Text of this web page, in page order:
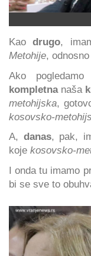
Kaodrugo,
Metohije,
Ako
kompletna naša
metohijska ,
kosovsko-
A, danas, pak,
koje kosovsko-
I onda tu imamo
bi se sve to